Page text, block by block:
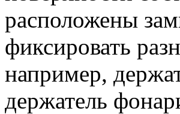
расположены
фиксировать
например,
держатель